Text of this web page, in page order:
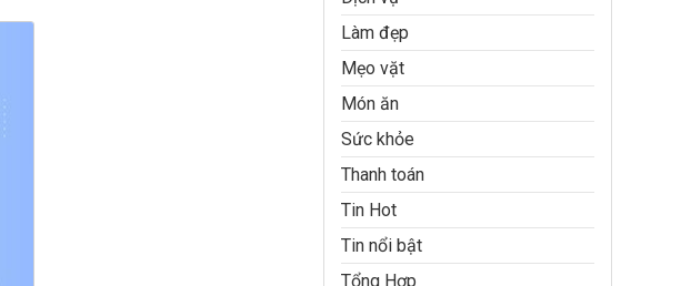
Làm đẹp
Mẹo vặt
Món ăn
Sức khỏe
Thanh toán
Tin Hot
Tin nổi bật
Tổng Hợp